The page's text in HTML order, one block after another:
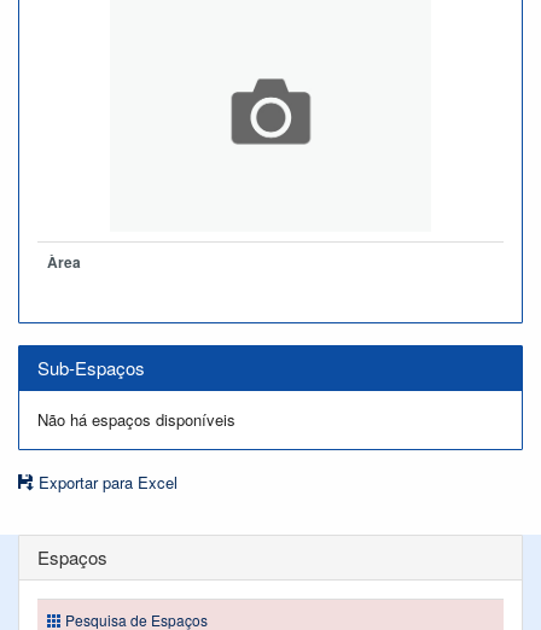
Àrea
Sub-Espaços
Não há espaços disponíveis
Exportar para Excel
Espaços
Pesquisa de Espaços